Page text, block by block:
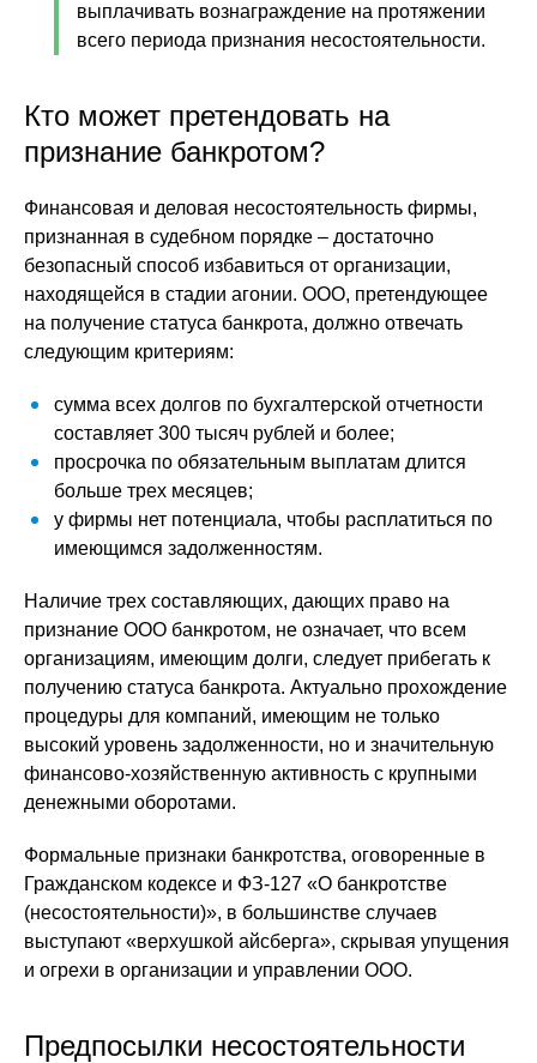
выплачивать вознаграждение на протяжении
всего периода признания несостоятельности.
Кто может претендовать на
признание банкротом?
Финансовая и деловая несостоятельность фирмы,
признанная в судебном порядке – достаточно
безопасный способ избавиться от организации,
находящейся в стадии агонии. ООО, претендующее
на получение статуса банкрота, должно отвечать
следующим критериям:
сумма всех долгов по бухгалтерской отчетности
составляет 300 тысяч рублей и более;
просрочка по обязательным выплатам длится
больше трех месяцев;
у фирмы нет потенциала, чтобы расплатиться по
имеющимся задолженностям.
Наличие трех составляющих, дающих право на
признание ООО банкротом, не означает, что всем
организациям, имеющим долги, следует прибегать к
получению статуса банкрота. Актуально прохождение
процедуры для компаний, имеющим не только
высокий уровень задолженности, но и значительную
финансово-хозяйственную активность с крупными
денежными оборотами.
Формальные признаки банкротства, оговоренные в
Гражданском кодексе и ФЗ-127 «О банкротстве
(несостоятельности)», в большинстве случаев
выступают «верхушкой айсберга», скрывая упущения
и огрехи в организации и управлении ООО.
Предпосылки несостоятельности